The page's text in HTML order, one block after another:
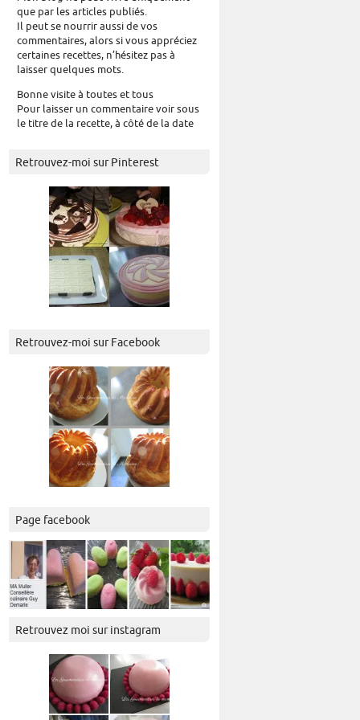
que par les articles publiés.
Il peut se nourrir aussi de vos
commentaires, alors si vous appréciez
certaines recettes, n’hésitez pas à
laisser quelques mots.
Bonne visite à toutes et tous
Pour laisser un commentaire voir sous
le titre de la recette, à côté de la date
Retrouvez-moi sur Pinterest
Retrouvez-moi sur Facebook
Page facebook
Retrouvez moi sur instagram